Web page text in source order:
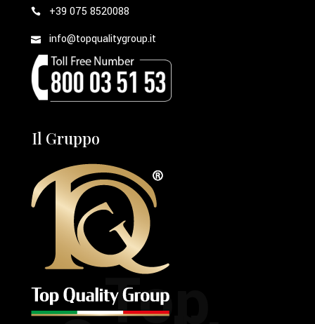
Top
+39 075 8520088
info@topqualitygroup.it
Il Gruppo